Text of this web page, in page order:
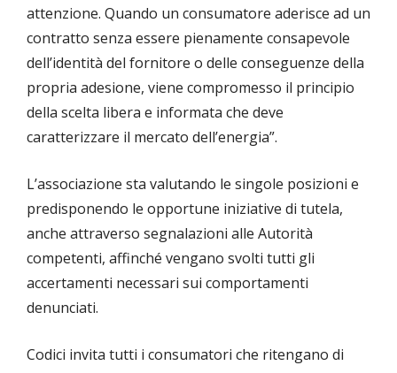
attenzione. Quando un consumatore aderisce ad un
contratto senza essere pienamente consapevole
dell’identità del fornitore o delle conseguenze della
propria adesione, viene compromesso il principio
della scelta libera e informata che deve
caratterizzare il mercato dell’energia”.
L’associazione sta valutando le singole posizioni e
predisponendo le opportune iniziative di tutela,
anche attraverso segnalazioni alle Autorità
competenti, affinché vengano svolti tutti gli
accertamenti necessari sui comportamenti
denunciati.
Codici invita tutti i consumatori che ritengano di